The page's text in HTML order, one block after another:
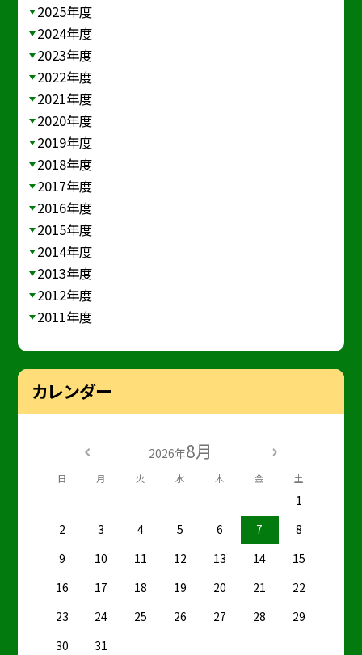
2025年度
2024年度
2023年度
2022年度
2021年度
2020年度
2019年度
2018年度
2017年度
2016年度
2015年度
2014年度
2013年度
2012年度
2011年度
カレンダー
2026年8月
日 月 火 水 木 金 土
1
2
3 4 5 6 7
8
9
10 11 12 13 14
15
16
17 18 19 20 21
22
23
24 25 26 27 28
29
30
31